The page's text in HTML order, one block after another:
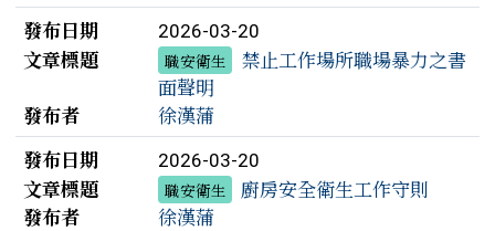
發布日期
2026-03-20
文章標題 職安衛生
禁止工作場所職場暴力之書
面聲明
發布者
徐漢蒲
發布日期
2026-03-20
文章標題 職安衛生
廚房安全衛生工作守則
發布者
徐漢蒲